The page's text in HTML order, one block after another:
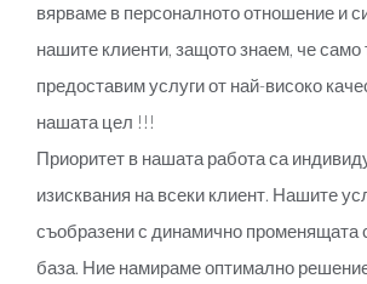
вярваме в персоналното отношение и
нашите клиенти, защото знаем, че
предоставим услуги от най-високо
нашата цел !!!
Приоритет в нашата работа са
изисквания на всеки клиент. Нашите
съобразени с динамично променящата
база. Ние намираме оптимално